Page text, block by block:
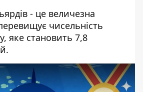
- це величезна
чисельність
яке становить 7,8